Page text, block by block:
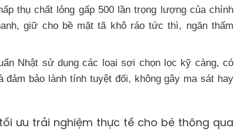
thụ chất lỏng gấp 500 lần trọng lượng của chính
giữ cho bề mặt tã khô ráo tức thì, ngăn thấm
Nhật sử dụng các loại sợi chọn lọc kỹ càng, có
bảo lành tính tuyệt đối, không gây ma sát hay
ưu trải nghiệm thực tế cho bé thông qua